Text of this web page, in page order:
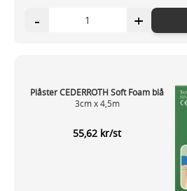
- +
Plåster CEDERROTH Soft Foam blå
3cm x 4,5m
55,62 kr/st